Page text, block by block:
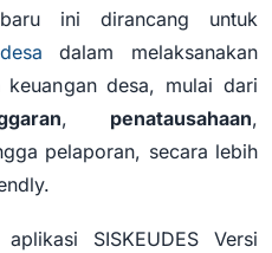
ini dirancang untuk
dalam melaksanakan
keuangan desa, mulai dari
, penatausahaan,
pelaporan, secara lebih
SISKEUDES Versi